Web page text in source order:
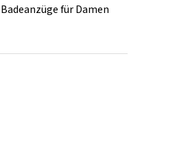
Badeanzüge für Damen